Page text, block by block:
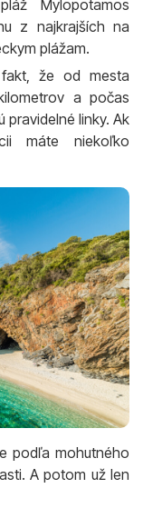
Mylopotamos
z najkrajších na
plážam.
že od mesta
a počas
pravidelné linky. Ak
máte niekoľko
podľa mohutného
A potom už len